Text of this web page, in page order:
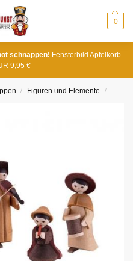
0
schnappen! Fensterbild Apfelkorb
9,95 €
/ Figuren und Elemente /